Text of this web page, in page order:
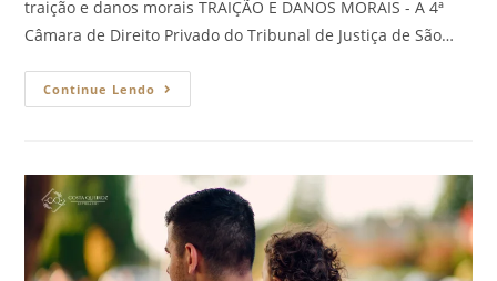
traição e danos morais TRAIÇÃO E DANOS MORAIS - A 4ª
Câmara de Direito Privado do Tribunal de Justiça de São…
Continue Lendo